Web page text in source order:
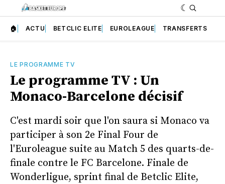
🏠 ACTU BETCLIC ELITE EUROLEAGUE TRANSFERTS
LE PROGRAMME TV
Le programme TV : Un
Monaco-Barcelone décisif
C'est mardi soir que l'on saura si Monaco va
participer à son 2e Final Four de
l'Euroleague suite au Match 5 des quarts-de-
finale contre le FC Barcelone. Finale de
Wonderligue, sprint final de Betclic Elite,